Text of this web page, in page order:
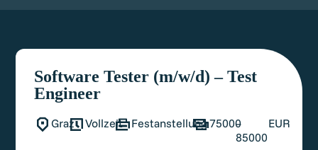
Software Tester (m/w/d) – Test
Engineer
Graz Vollzeit Festanstellung75000
–
85000
EUR